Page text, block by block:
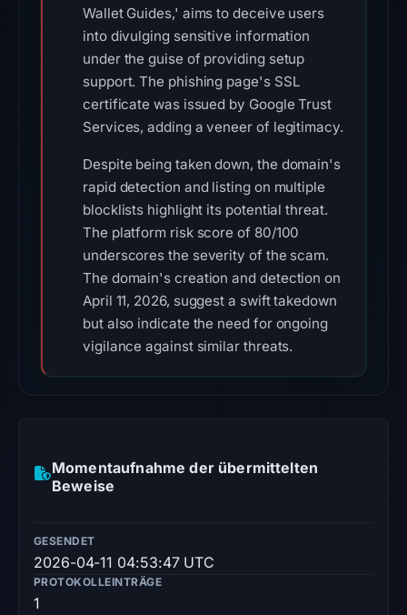
Wallet Guides,' aims to deceive users
into divulging sensitive information
under the guise of providing setup
support. The phishing page's SSL
certificate was issued by Google Trust
Services, adding a veneer of legitimacy.
Despite being taken down, the domain's
rapid detection and listing on multiple
blocklists highlight its potential threat.
The platform risk score of 80/100
underscores the severity of the scam.
The domain's creation and detection on
April 11, 2026, suggest a swift takedown
but also indicate the need for ongoing
vigilance against similar threats.
Momentaufnahme der übermittelten
Beweise
GESENDET
2026-04-11 04:53:47 UTC
PROTOKOLLEINTRÄGE
1